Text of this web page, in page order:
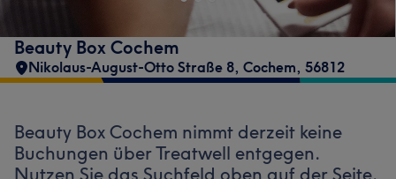
Beauty Box Cochem
Nikolaus-August-Otto Straße 8, Cochem, 56812
Beauty Box Cochem nimmt derzeit keine
Buchungen über Treatwell entgegen.
Nutzen Sie das Suchfeld oben auf der Seite,